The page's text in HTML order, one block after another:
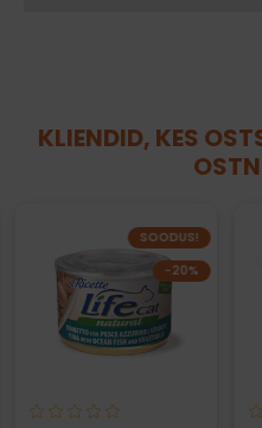
KLIENDID, KES
SOODUS!
−20%